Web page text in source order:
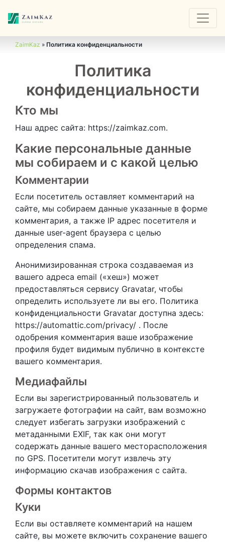
ZaimKaz » Политика конфиденциальности
Политика
конфиденциальности
Кто мы
Наш адрес сайта: https://zaimkaz.com.
Какие персональные данные
мы собираем и с какой целью
Комментарии
Если посетитель оставляет комментарий на
сайте, мы собираем данные указанные в форме
комментария, а также IP адрес посетителя и
данные user-agent браузера с целью
определения спама.
Анонимизированная строка создаваемая из
вашего адреса email («хеш») может
предоставляться сервису Gravatar, чтобы
определить используете ли вы его. Политика
конфиденциальности Gravatar доступна здесь:
https://automattic.com/privacy/ . После
одобрения комментария ваше изображение
профиля будет видимым публично в контексте
вашего комментария.
Медиафайлы
Если вы зарегистрированный пользователь и
загружаете фотографии на сайт, вам возможно
следует избегать загрузки изображений с
метаданными EXIF, так как они могут
содержать данные вашего месторасположения
по GPS. Посетители могут извлечь эту
информацию скачав изображения с сайта.
Формы контактов
Куки
Если вы оставляете комментарий на нашем
сайте, вы можете включить сохранение вашего